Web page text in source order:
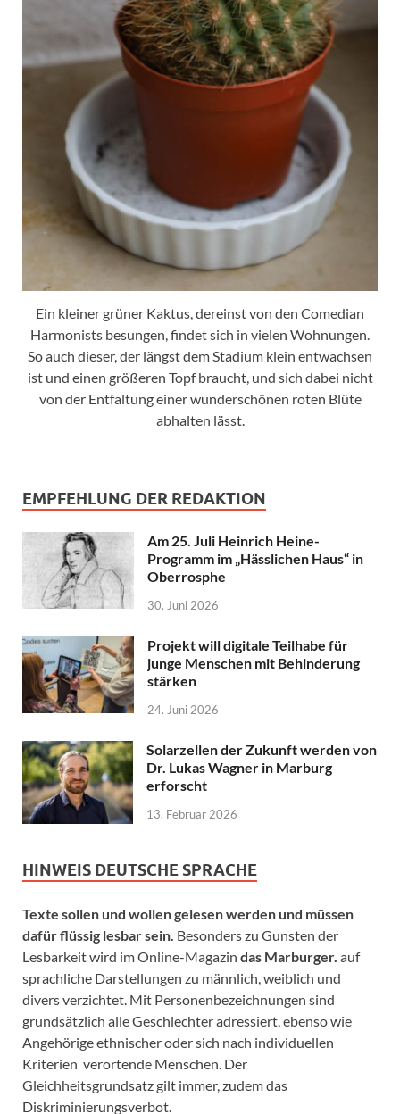
Ein kleiner grüner Kaktus, dereinst von den Comedian
Harmonists besungen, findet sich in vielen Wohnungen.
So auch dieser, der längst dem Stadium klein entwachsen
ist und einen größeren Topf braucht, und sich dabei nicht
von der Entfaltung einer wunderschönen roten Blüte
abhalten lässt.
EMPFEHLUNG DER REDAKTION
Am 25. Juli Heinrich Heine-
Programm im „Hässlichen Haus“ in
Oberrosphe
30. Juni 2026
Projekt will digitale Teilhabe für
junge Menschen mit Behinderung
stärken
24. Juni 2026
Solarzellen der Zukunft werden von
Dr. Lukas Wagner in Marburg
erforscht
13. Februar 2026
HINWEIS DEUTSCHE SPRACHE
Texte sollen und wollen gelesen werden und müssen
dafür flüssig lesbar sein. Besonders zu Gunsten der
Lesbarkeit wird im Online-Magazin das Marburger. auf
sprachliche Darstellungen zu männlich, weiblich und
divers verzichtet. Mit Personenbezeichnungen sind
grundsätzlich alle Geschlechter adressiert, ebenso wie
Angehörige ethnischer oder sich nach individuellen
Kriterien verortende Menschen. Der
Gleichheitsgrundsatz gilt immer, zudem das
Diskriminierungsverbot.